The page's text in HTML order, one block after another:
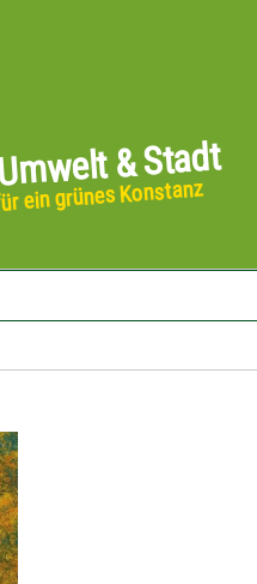
& Stadt
ein grünes Konstanz